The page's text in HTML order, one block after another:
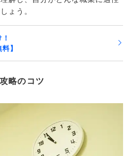
ょう。
】
略のコツ